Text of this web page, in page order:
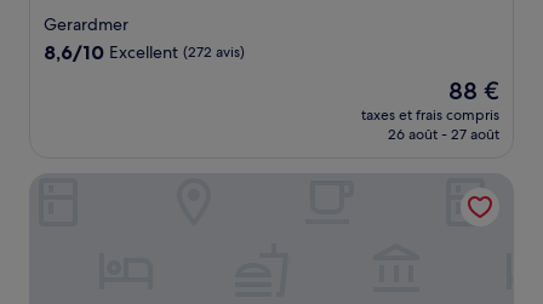
3.0 étoiles
Gerardmer
8.6
8,6/10 Excellent (272 avis)
Le
nouveau
prix
de
88 €
88 €
taxes et frais compris
26 août - 27 août